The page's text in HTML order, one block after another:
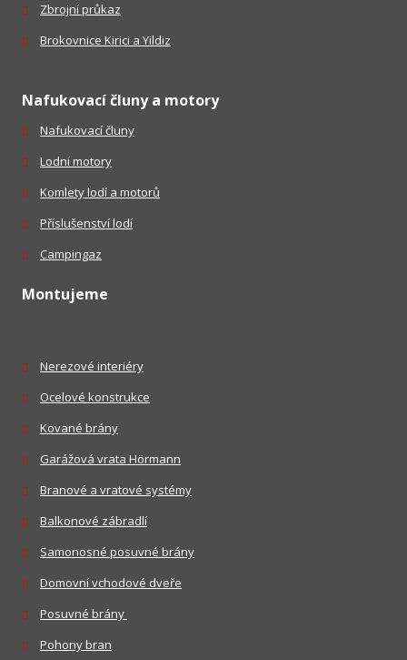
Zbrojní průkaz
Brokovnice Kirici a Yildiz
Nafukovací čluny a motory
Nafukovací čluny
Lodní motory
Komlety lodí a motorů
Příslušenství lodí
Campingaz
Montujeme
Nerezové interiéry
Ocelové konstrukce
Kované brány
Garážová vrata Hörmann
Branové a vratové systémy
Balkonové zábradlí
Samonosné posuvné brány
Domovní vchodové dveře
Posuvné brány
Pohony bran